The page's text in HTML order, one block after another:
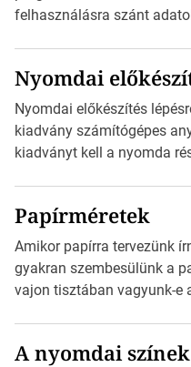
felhasználásra szánt
telepíthet egy QR-kód-
és dekódolni képes az
telefon böngészőjét a cég
beolvasása után a
Nyomdai
Nyomdai előkészítés
kiadvány számítógépes
kiadványt kell a nyomda
Illustratorban készült
konzultáljunk a
előkészítést!Nehogy az
hogy valamit másképp
Papírméretek
Amikor papírra tervezünk
gyakran szembesülünk a
vajon tisztában vagyunk-e
a cikkben a papírméretek
A nyomdai színek